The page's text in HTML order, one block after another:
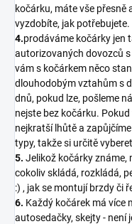
kočárku, máte vše přesně
vyzdobíte, jak potřebujete.
4.prodáváme kočárky jen
autorizovaných dovozců
vám s kočárkem něco
dlouhodobým vztahům s
dnů, pokud lze, pošleme
nejste bez kočárku.
nejkratší lhůtě a
typy, takže si určitě
5. Jelikož kočárky známe,
cokoliv skládá, rozkládá,
:) , jak se montují brzdy či
6. Každý kočárek má více
autosedačky, skejty - není